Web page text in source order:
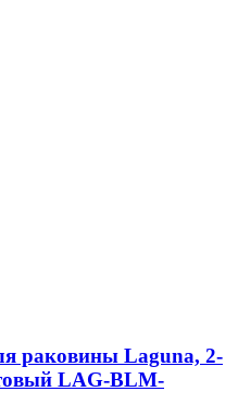
раковины Laguna, 2-
LAG-BLM-